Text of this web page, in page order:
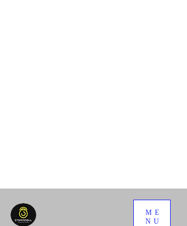
ME
NU